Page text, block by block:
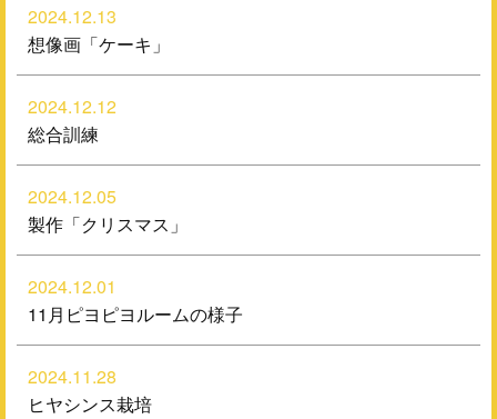
2024.12.13
想像画「ケーキ」
2024.12.12
総合訓練
2024.12.05
製作「クリスマス」
2024.12.01
11月ピヨピヨルームの様子
2024.11.28
ヒヤシンス栽培